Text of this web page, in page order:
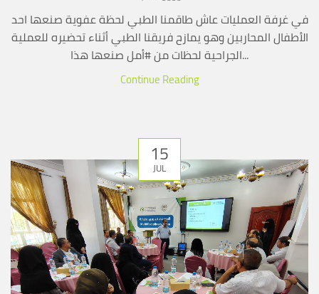
في غرفة العمليات عاش طاقمنا الطبي لحظة عفوية صنعها احد
الأطفال المحاربين وهو يمازح فريقنا الطبي أثناء تحضيره للعملية
الجراحية لحظات من #أمل صنعها هذا...
Continue Reading
15
JUL